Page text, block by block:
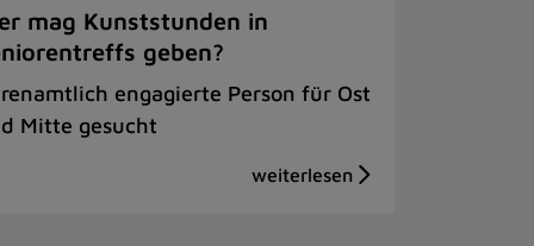
mag Kunststunden in
geben?
engagierte Person für Ost
Mitte gesucht